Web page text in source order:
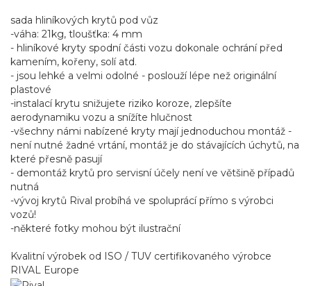
sada hliníkových krytů pod vůz
-váha: 21kg, tloušťka: 4 mm
- hliníkové kryty spodní části vozu dokonale ochrání před
kamením, kořeny, solí atd.
- jsou lehké a velmi odolné - poslouží lépe než originální
plastové
-instalací krytu snižujete riziko koroze, zlepšíte
aerodynamiku vozu a snížíte hlučnost
-všechny námi nabízené kryty mají jednoduchou montáž -
není nutné žadné vrtání, montáž je do stávajících úchytů, na
které přesně pasují
- demontáž krytů pro servisní účely není ve většině případů
nutná
-vývoj krytů Rival probíhá ve spoluprácí přímo s výrobci
vozů!
-některé fotky mohou být ilustrační
Kvalitní výrobek od ISO / TUV certifikovaného výrobce
RIVAL Europe